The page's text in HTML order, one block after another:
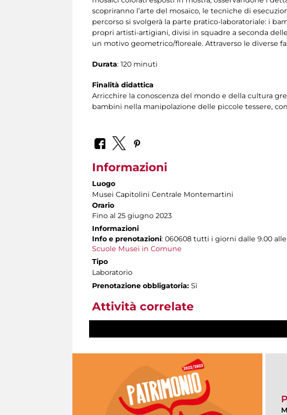
scopriranno l’arte del mosaico, le tecniche di
percorso si svolgerà la parte pratico-laboratoriale: i
propri artisti-artigiani, divisi in squadre a seconda
un motivo geometrico/floreale. Attraverso le diverse
Durata: 120 minuti
Finalità didattica
Arricchire la conoscenza del mondo e della cultura
bambini nella manipolazione delle piccole tessere,
Informazioni
Luogo
Musei Capitolini Centrale Montemartini
Orario
Fino al 25 giugno 2023
Informazioni
Info e prenotazioni: 060608 tutti i giorni dalle 9.00 alle
Scuole Musei in Comune
Tipo
Laboratorio
Prenotazione obbligatoria: Sì
Attività correlate